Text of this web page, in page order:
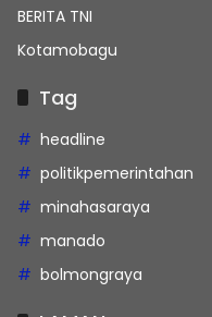
BERITA TNI
Kotamobagu
Tag
headline
politikpemerintahan
minahasaraya
manado
bolmongraya